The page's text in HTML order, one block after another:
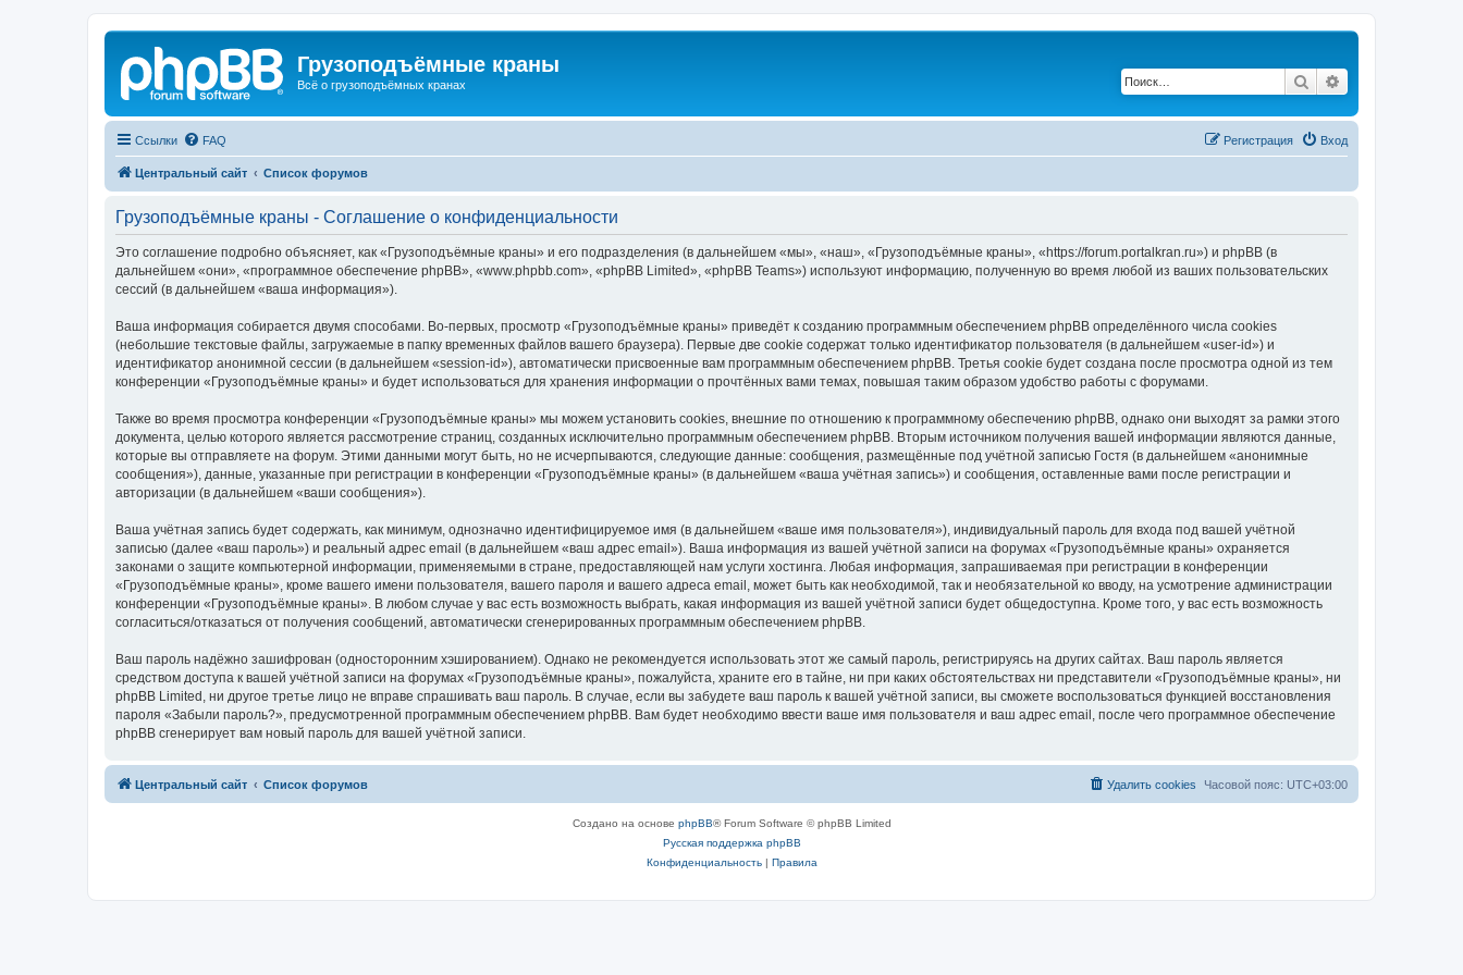
Грузоподъёмные краны
Всё о грузоподъёмных кранах Поиск
Ссылки FAQ Вход
Регистрация
Центральный сайт Список форумов
Грузоподъёмные краны - Соглашение о конфиденциальности
Это соглашение подробно объясняет, как «Грузоподъёмные краны» и его подразделения (в дальнейшем «мы», «наш», «Грузоподъёмные краны», «https://forum.portalkran.ru») и phpBB (в
дальнейшем «они», «программное обеспечение phpBB», «www.phpbb.com», «phpBB Limited», «phpBB Teams») используют информацию, полученную во время любой из ваших пользовательских
сессий (в дальнейшем «ваша информация»).
Ваша информация собирается двумя способами. Во-первых, просмотр «Грузоподъёмные краны» приведёт к созданию программным обеспечением phpBB определённого числа cookies
(небольшие текстовые файлы, загружаемые в папку временных файлов вашего браузера). Первые две cookie содержат только идентификатор пользователя (в дальнейшем «user-id») и
идентификатор анонимной сессии (в дальнейшем «session-id»), автоматически присвоенные вам программным обеспечением phpBB. Третья cookie будет создана после просмотра одной из тем
конференции «Грузоподъёмные краны» и будет использоваться для хранения информации о прочтённых вами темах, повышая таким образом удобство работы с форумами.
Также во время просмотра конференции «Грузоподъёмные краны» мы можем установить cookies, внешние по отношению к программному обеспечению phpBB, однако они выходят за рамки этого
документа, целью которого является рассмотрение страниц, созданных исключительно программным обеспечением phpBB. Вторым источником получения вашей информации являются данные,
которые вы отправляете на форум. Этими данными могут быть, но не исчерпываются, следующие данные: сообщения, размещённые под учётной записью Гостя (в дальнейшем «анонимные
сообщения»), данные, указанные при регистрации в конференции «Грузоподъёмные краны» (в дальнейшем «ваша учётная запись») и сообщения, оставленные вами после регистрации и
авторизации (в дальнейшем «ваши сообщения»).
Ваша учётная запись будет содержать, как минимум, однозначно идентифицируемое имя (в дальнейшем «ваше имя пользователя»), индивидуальный пароль для входа под вашей учётной
записью (далее «ваш пароль») и реальный адрес email (в дальнейшем «ваш адрес email»). Ваша информация из вашей учётной записи на форумах «Грузоподъёмные краны» охраняется
законами о защите компьютерной информации, применяемыми в стране, предоставляющей нам услуги хостинга. Любая информация, запрашиваемая при регистрации в конференции
«Грузоподъёмные краны», кроме вашего имени пользователя, вашего пароля и вашего адреса email, может быть как необходимой, так и необязательной ко вводу, на усмотрение администрации
конференции «Грузоподъёмные краны». В любом случае у вас есть возможность выбрать, какая информация из вашей учётной записи будет общедоступна. Кроме того, у вас есть возможность
согласиться/отказаться от получения сообщений, автоматически сгенерированных программным обеспечением phpBB.
Ваш пароль надёжно зашифрован (односторонним хэшированием). Однако не рекомендуется использовать этот же самый пароль, регистрируясь на других сайтах. Ваш пароль является
средством доступа к вашей учётной записи на форумах «Грузоподъёмные краны», пожалуйста, храните его в тайне, ни при каких обстоятельствах ни представители «Грузоподъёмные краны», ни
phpBB Limited, ни другое третье лицо не вправе спрашивать ваш пароль. В случае, если вы забудете ваш пароль к вашей учётной записи, вы сможете воспользоваться функцией восстановления
пароля «Забыли пароль?», предусмотренной программным обеспечением phpBB. Вам будет необходимо ввести ваше имя пользователя и ваш адрес email, после чего программное обеспечение
phpBB сгенерирует вам новый пароль для вашей учётной записи.
Центральный сайт Список форумов Часовой пояс: UTC+03:00
Удалить cookies
Создано на основе phpBB® Forum Software © phpBB Limited
Русская поддержка phpBB
Конфиденциальность| Правила